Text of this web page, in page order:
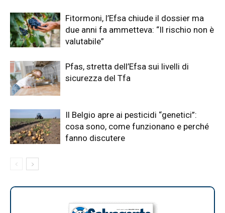
Fitormoni, l’Efsa chiude il dossier ma
due anni fa ammetteva: “Il rischio non è
valutabile”
Pfas, stretta dell’Efsa sui livelli di
sicurezza del Tfa
Il Belgio apre ai pesticidi “genetici”:
cosa sono, come funzionano e perché
fanno discutere